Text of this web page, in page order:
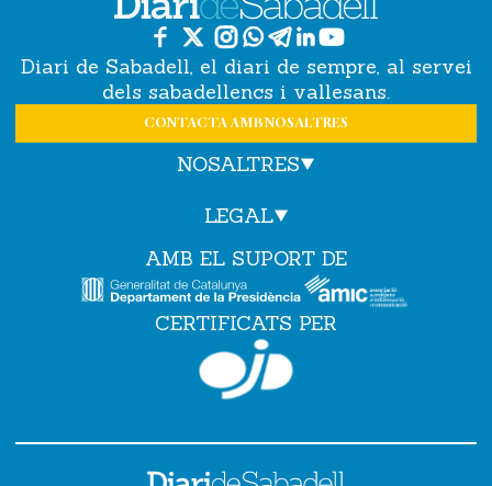
Diari de Sabadell, el diari de sempre, al servei
dels sabadellencs i vallesans.
CONTACTA AMB NOSALTRES
NOSALTRES
LEGAL
AMB EL SUPORT DE
CERTIFICATS PER